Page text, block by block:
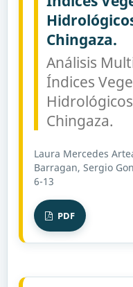
Chingaza.
Análisis
Índices
Chingaza.
Laura Mercedes
Barragan, Sergio
6-13
PDF